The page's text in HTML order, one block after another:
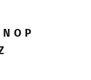
N O P